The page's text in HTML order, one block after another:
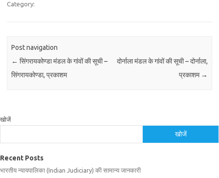
Category:
Post navigation
← सिंगरायकोण्डा मंडल के गांवों की सूची –
सिंगरायकोण्डा, प्रकाशम
दोर्नाला मंडल के गांवों की सूची – दोर्नाला,
प्रकाशम →
खोजें
खोजें
Recent Posts
भारतीय न्यायपालिका (Indian Judiciary) की सामान्य जानकारी